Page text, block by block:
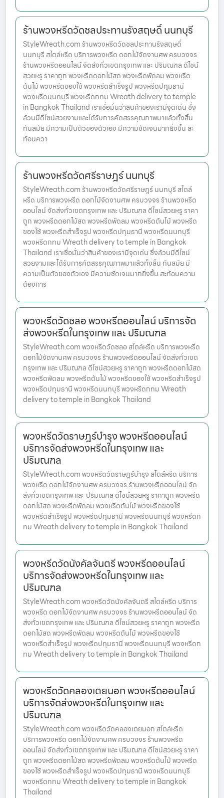
ร้านพวงหรีดวัดชลประทานรังสฤษดิ์ นนทบุรี
StyleWreath.com ร้านพวงหรีดวัดชลประทานรังสฤษดิ์
นนทบุรี สไตล์หรีด บริการพวงหรีด ดอกไม้จัดงานศพ ครบวงจร
ร้านพวงหรีดออนไลน์ จัดส่งทั่วเขตกรุงเทพ และ ปริมณฑล ดีไซน์
สวยหรู ราคาถูก พวงหรีดดอกไม้สด พวงหรีดพัดลม พวงหรีด
ต้นไม้ พวงหรีดของใช้ พวงหรีดสำเร็จรูป พวงหรีดปทุมธานี
พวงหรีดนนทบุรี พวงหรีดกทม Wreath delivery to temple
in Bangkok Thailand เราเชื่อมั่นว่าสินค้าของเรามีจุดเด่น ซึ่ง
ล้วนมีดีไซน์สวยงามและได้รับการคัดสรรคุณภาพมาแล้วทั้งสิ้น
ทันสมัย มีความเป็นตัวของตัวเอง มีความชัดเจนมากยิ่งขึ้น สะ
ท้อนควา
ร้านพวงหรีดวัดศรีราษฎร์ นนทบุรี
StyleWreath.com ร้านพวงหรีดวัดศรีราษฎร์ นนทบุรี สไตล์
หรีด บริการพวงหรีด ดอกไม้จัดงานศพ ครบวงจร ร้านพวงหรีด
ออนไลน์ จัดส่งทั่วเขตกรุงเทพ และ ปริมณฑล ดีไซน์สวยหรู ราคา
ถูก พวงหรีดดอกไม้สด พวงหรีดพัดลม พวงหรีดต้นไม้ พวงหรีด
ของใช้ พวงหรีดสำเร็จรูป พวงหรีดปทุมธานี พวงหรีดนนทบุรี
พวงหรีดกทม Wreath delivery to temple in Bangkok
Thailand เราเชื่อมั่นว่าสินค้าของเรามีจุดเด่น ซึ่งล้วนมีดีไซน์
สวยงามและได้รับการคัดสรรคุณภาพมาแล้วทั้งสิ้น ทันสมัย มี
ความเป็นตัวของตัวเอง มีความชัดเจนมากยิ่งขึ้น สะท้อนความ
ต้องการ
พวงหรีดวัดชลอ พวงหรีดออนไลน์ บริการจัด
ส่งพวงหรีดในกรุงเทพ และ ปริมณฑล
StyleWreath.com พวงหรีดวัดชลอ สไตล์หรีด บริการพวงหรีด
ดอกไม้จัดงานศพ ครบวงจร ร้านพวงหรีดออนไลน์ จัดส่งทั่วเขต
กรุงเทพ และ ปริมณฑล ดีไซน์สวยหรู ราคาถูก พวงหรีดดอกไม้สด
พวงหรีดพัดลม พวงหรีดต้นไม้ พวงหรีดของใช้ พวงหรีดสำเร็จรูป
พวงหรีดปทุมธานี พวงหรีดนนทบุรี พวงหรีดกทม Wreath
delivery to temple in Bangkok Thailand
พวงหรีดวัดราษฎร์บำรุง พวงหรีดออนไลน์
บริการจัดส่งพวงหรีดในกรุงเทพ และ
ปริมณฑล
StyleWreath.com พวงหรีดวัดราษฎร์บำรุง สไตล์หรีด บริการ
พวงหรีด ดอกไม้จัดงานศพ ครบวงจร ร้านพวงหรีดออนไลน์ จัด
ส่งทั่วเขตกรุงเทพ และ ปริมณฑล ดีไซน์สวยหรู ราคาถูก พวงหรีด
ดอกไม้สด พวงหรีดพัดลม พวงหรีดต้นไม้ พวงหรีดของใช้
พวงหรีดสำเร็จรูป พวงหรีดปทุมธานี พวงหรีดนนทบุรี พวงหรีดก
ทม Wreath delivery to temple in Bangkok Thailand
พวงหรีดวัดนังคัลจันตรี พวงหรีดออนไลน์
บริการจัดส่งพวงหรีดในกรุงเทพ และ
ปริมณฑล
StyleWreath.com พวงหรีดวัดนังคัลจันตรี สไตล์หรีด บริการ
พวงหรีด ดอกไม้จัดงานศพ ครบวงจร ร้านพวงหรีดออนไลน์ จัด
ส่งทั่วเขตกรุงเทพ และ ปริมณฑล ดีไซน์สวยหรู ราคาถูก พวงหรีด
ดอกไม้สด พวงหรีดพัดลม พวงหรีดต้นไม้ พวงหรีดของใช้
พวงหรีดสำเร็จรูป พวงหรีดปทุมธานี พวงหรีดนนทบุรี พวงหรีดก
ทม Wreath delivery to temple in Bangkok Thailand
พวงหรีดวัดคลองเตยนอก พวงหรีดออนไลน์
บริการจัดส่งพวงหรีดในกรุงเทพ และ
ปริมณฑล
StyleWreath.com พวงหรีดวัดคลองเตยนอก สไตล์หรีด
บริการพวงหรีด ดอกไม้จัดงานศพ ครบวงจร ร้านพวงหรีด
ออนไลน์ จัดส่งทั่วเขตกรุงเทพ และ ปริมณฑล ดีไซน์สวยหรู ราคา
ถูก พวงหรีดดอกไม้สด พวงหรีดพัดลม พวงหรีดต้นไม้ พวงหรีด
ของใช้ พวงหรีดสำเร็จรูป พวงหรีดปทุมธานี พวงหรีดนนทบุรี
พวงหรีดกทม Wreath delivery to temple in Bangkok
Thailand